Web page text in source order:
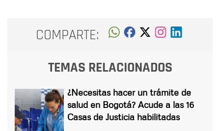
COMPARTE:
TEMAS RELACIONADOS
¿Necesitas hacer un trámite de
salud en Bogotá? Acude a las 16
Casas de Justicia habilitadas